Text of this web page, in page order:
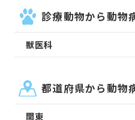
診療動物から動物
獣医科
都道府県から動物
関東